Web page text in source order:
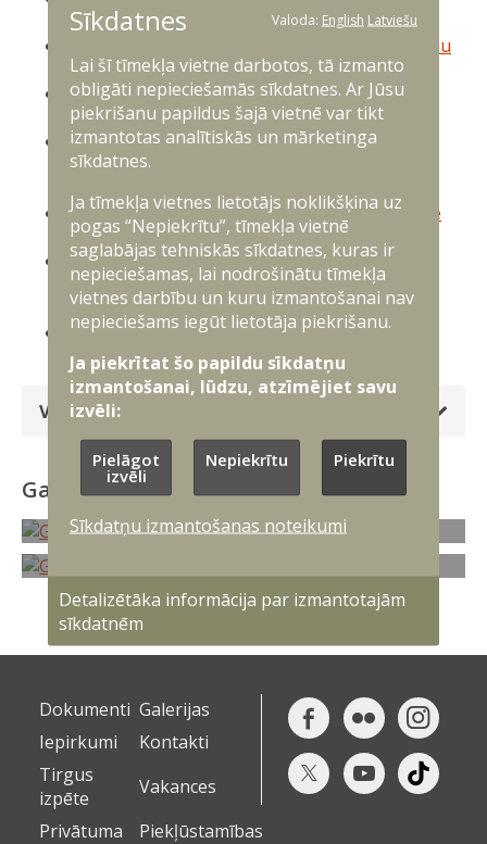
demonstrēs Latvijā ražotus pārtvērējdronus
Sēlijā notiek starptautiskas militārās pretdronu
aizsardzības mācības “Baltic Trust 25”
"Sargs.lv" reportāža: Sēlijas poligonā aizvadīti
dronu testi ar Ukrainas ekspertu līdzdalību
Video: Latvija un Mičiganas Nacionālā gvarde
kopīgās mācībās izbūvē Sēlijas poligona
Foto: Valsts prezidenta Edgara Rinkēviča vizīte
Sēlijas poligonā
Video: Uzzini, kā Sauszemes spēki trenēja
bruņutehnikas transportēšanu uz poligonu
"Sēlija"
NBS demonstrē mobilitātes spēju tehnikas
transportēšanā uz militāro poligonu "Sēlija"
Vairāk
Galerijas
Dokumenti Galerijas
Iepirkumi
Kontakti
Tirgus
izpēte
Vakances
Privātuma
Piekļūstamības
Sīkdatnes Valoda: English Latviešu
Lai šī tīmekļa vietne darbotos, tā izmanto
obligāti nepieciešamās sīkdatnes. Ar Jūsu
piekrišanu papildus šajā vietnē var tikt
izmantotas analītiskās un mārketinga
sīkdatnes.
Ja tīmekļa vietnes lietotājs noklikšķina uz
pogas “Nepiekrītu”, tīmekļa vietnē
saglabājas tehniskās sīkdatnes, kuras ir
nepieciešamas, lai nodrošinātu tīmekļa
vietnes darbību un kuru izmantošanai nav
nepieciešams iegūt lietotāja piekrišanu.
Ja piekrītat šo papildu sīkdatņu
izmantošanai, lūdzu, atzīmējiet savu
izvēli:
Pielāgot
izvēli
Nepiekrītu Piekrītu
Sīkdatņu izmantošanas noteikumi
Detalizētāka informācija par izmantotajām
sīkdatnēm